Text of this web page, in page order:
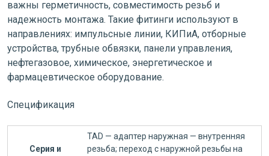
важны герметичность, совместимость резьб и
надежность монтажа. Такие фитинги используют в
направлениях: импульсные линии, КИПиА, отборные
устройства, трубные обвязки, панели управления,
нефтегазовое, химическое, энергетическое и
фармацевтическое оборудование.
Спецификация
Серия и
TAD — адаптер наружная — внутренняя
резьба; переход с наружной резьбы на